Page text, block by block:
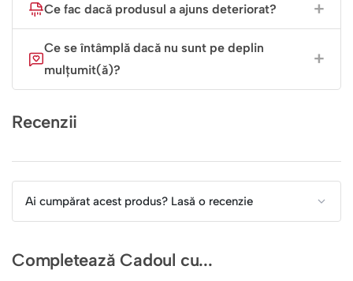
Ce fac dacă produsul a ajuns deteriorat?
Ce se întâmplă dacă nu sunt pe deplin
mulțumit(ă)?
Recenzii
Ai cumpărat acest produs? Lasă o recenzie
Completează Cadoul cu...